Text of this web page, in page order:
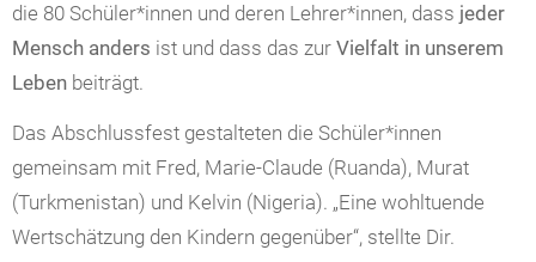
die 80 Schüler*innen und deren Lehrer*innen, dass jeder
Mensch anders ist und dass das zur Vielfalt in unserem
Leben beiträgt.
Das Abschlussfest gestalteten die Schüler*innen
gemeinsam mit Fred, Marie-Claude (Ruanda), Murat
(Turkmenistan) und Kelvin (Nigeria). „Eine wohltuende
Wertschätzung den Kindern gegenüber“, stellte Dir.